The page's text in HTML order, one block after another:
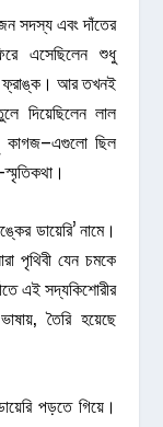
সদস্য এবং দাঁতের
এসেছিলেন শুধু
ফ্রাঙ্ক। আর তখনই
দিয়েছিলেন লাল
কাগজ–এগুলো ছিল
ডায়েরি’ নামে।
পৃথিবী যেন চমকে
এই সদ্যকিশোরীর
তৈরি হয়েছে
পড়তে গিয়ে।